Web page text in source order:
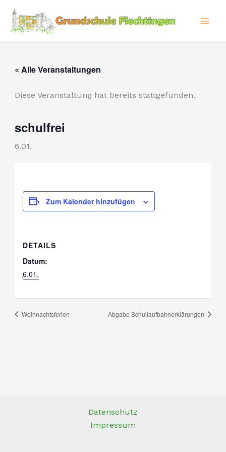
Inhalt
springen
« Alle Veranstaltungen
Diese Veranstaltung hat bereits stattgefunden.
schulfrei
6.01.
Zum Kalender hinzufügen
DETAILS
Datum:
6.01.
Weihnachtsferien Abgabe Schullaufbahnerklärungen
Datenschutz
Impressum